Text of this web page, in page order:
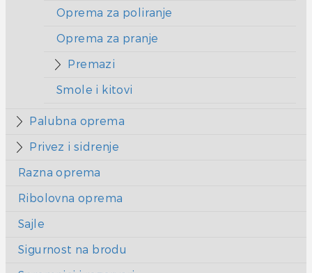
Oprema za poliranje
Oprema za pranje
Premazi
Smole i kitovi
Palubna oprema
Privez i sidrenje
Razna oprema
Ribolovna oprema
Sajle
Sigurnost na brodu